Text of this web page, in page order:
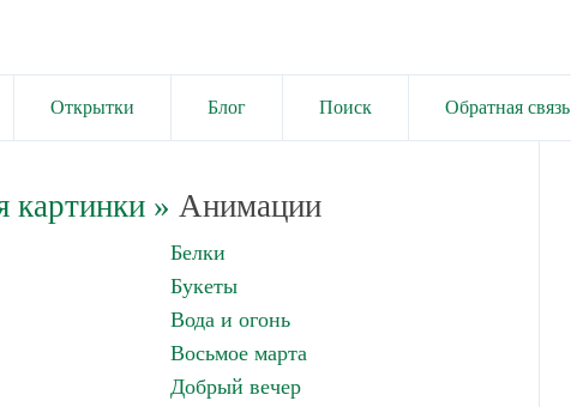
Открытки Блог Поиск Обратная связь
картинки» Анимации
Белки
Букеты
Вода и огонь
Восьмое марта
Добрый вечер